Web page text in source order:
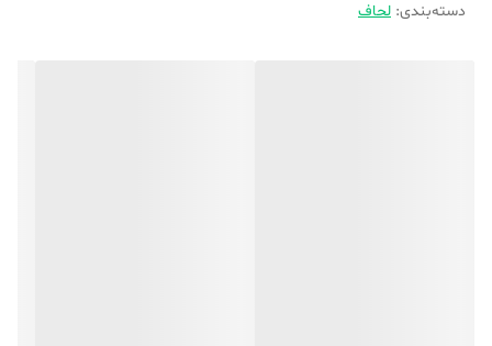
دسته‌بندی: لحاف